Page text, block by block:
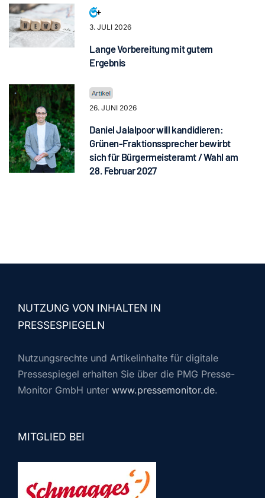
3. JULI 2026
Lange Vorbereitung mit gutem
Ergebnis
26. JUNI 2026
Daniel Jalalpoor will kandidieren:
Grünen-Fraktionssprecher bewirbt
sich für Bürgermeisteramt / Wahl am
28. Februar 2027
NUTZUNG VON INHALTEN IN
PRESSESPIEGELN
Nutzungsrechte und Artikelinhalte für digitale
Pressespiegel erhalten Sie über die PMG Presse-
Monitor GmbH unter www.pressemonitor.de.
MITGLIED BEI